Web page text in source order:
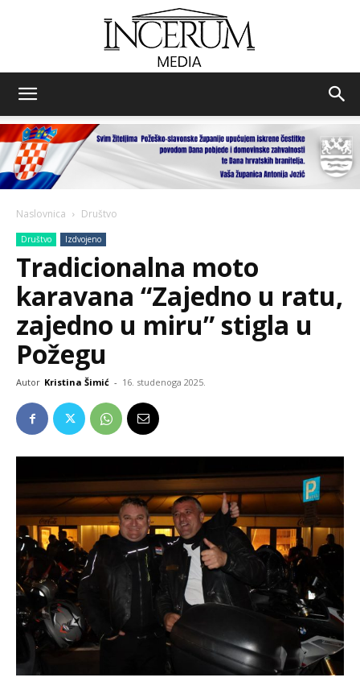
media
Naslovnica Društvo
Društvo Izdvojeno
Tradicionalna moto
karavana “Zajedno u ratu,
zajedno u miru” stigla u
Požegu
Autor Kristina Šimić - 16. studenoga 2025.